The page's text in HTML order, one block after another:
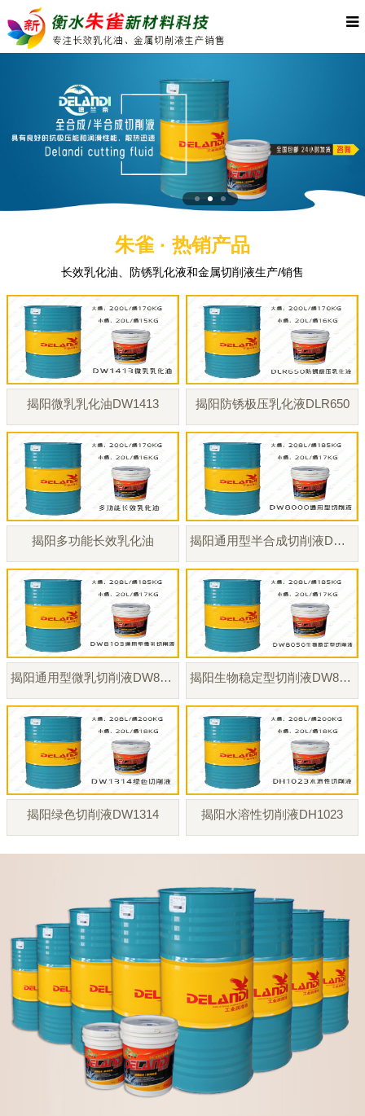
朱雀 · 热销产品
长效乳化油、防锈乳化液和金属切削液生产/销售
揭阳微乳乳化油DW1413 揭阳防锈极压乳化液DLR650
揭阳多功能长效乳化油 揭阳通用型半合成切削液DW8000
揭阳通用型微乳切削液DW8103 揭阳生物稳定型切削液DW8050
揭阳绿色切削液DW1314 揭阳水溶性切削液DH1023